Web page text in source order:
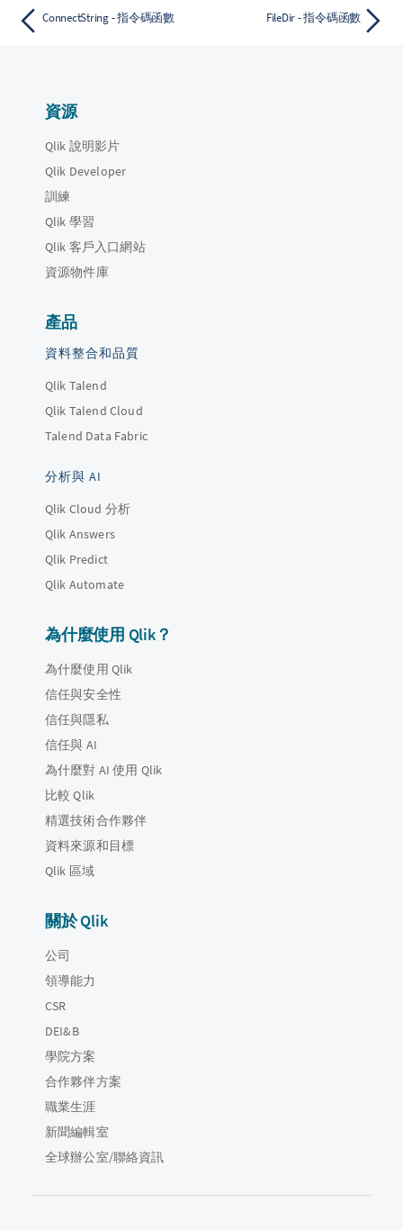
ConnectString - 指令碼函數 FileDir - 指令碼函數
資源
Qlik 說明影片
Qlik Developer
訓練
Qlik 學習
Qlik 客戶入口網站
資源物件庫
產品
資料整合和品質
Qlik Talend
Qlik Talend Cloud
Talend Data Fabric
分析與 AI
Qlik Cloud 分析
Qlik Answers
Qlik Predict
Qlik Automate
為什麼使用 Qlik？
為什麼使用 Qlik
信任與安全性
信任與隱私
信任與 AI
為什麼對 AI 使用 Qlik
比較 Qlik
精選技術合作夥伴
資料來源和目標
Qlik 區域
關於 Qlik
公司
領導能力
CSR
DEI&B
學院方案
合作夥伴方案
職業生涯
新聞編輯室
全球辦公室/聯絡資訊